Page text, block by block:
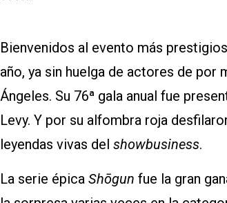
Bienvenidos al evento más
año, ya sin huelga de actores de
Ángeles. Su 76ª gala anual fue
Levy. Y por su alfombra roja
leyendas vivas del showbusiness.
La serie épica Shōgun fue la gran